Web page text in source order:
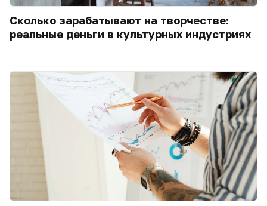
Сколько зарабатывают на творчестве:
реальные деньги в культурных индустриях